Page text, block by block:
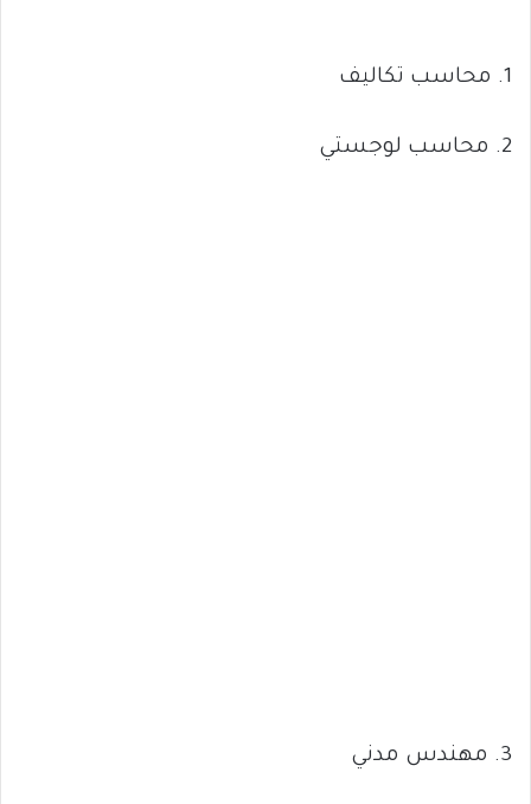
1. محاسب تكاليف
2. محاسب لوجستي
3. مهندس مدني